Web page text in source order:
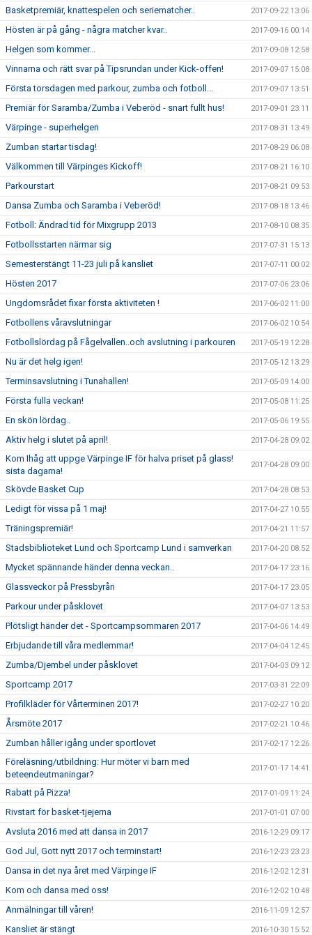
Basketpremiär, knattespelen och seriematcher.. 2017-09-22 13:06
Hösten är på gång - några matcher kvar.. 2017-09-16 00:14
Helgen som kommer... 2017-09-08 12:58
Vinnarna och rätt svar på Tipsrundan under Kick-offen! 2017-09-07 15:08
Första torsdagen med parkour, zumba och fotboll... 2017-09-07 13:51
Premiär för Saramba/Zumba i Veberöd - snart fullt hus! 2017-09-01 23:11
Värpinge - superhelgen 2017-08-31 13:49
Zumban startar tisdag! 2017-08-29 06:08
Välkommen till Värpinges Kickoff! 2017-08-21 16:10
Parkourstart 2017-08-21 09:53
Dansa Zumba och Saramba i Veberöd! 2017-08-18 13:46
Fotboll: Ändrad tid för Mixgrupp 2013 2017-08-10 08:35
Fotbollsstarten närmar sig 2017-07-31 15:13
Semesterstängt 11-23 juli på kansliet 2017-07-11 00:02
Hösten 2017 2017-07-06 23:06
Ungdomsrådet fixar första aktiviteten ! 2017-06-02 11:00
Fotbollens våravslutningar 2017-06-02 10:54
Fotbollslördag på Fågelvallen..och avslutning i parkouren 2017-05-19 12:28
Nu är det helg igen! 2017-05-12 13:29
Terminsavslutning i Tunahallen! 2017-05-09 14:00
Första fulla veckan! 2017-05-08 11:25
En skön lördag.. 2017-05-06 19:55
Aktiv helg i slutet på april! 2017-04-28 09:02
Kom Ihåg att uppge Värpinge IF för halva priset på glass!
sista dagarna!
2017-04-28 09:00
Skövde Basket Cup 2017-04-28 08:53
Ledigt för vissa på 1 maj! 2017-04-27 10:55
Träningspremiär! 2017-04-21 11:57
Stadsbiblioteket Lund och Sportcamp Lund i samverkan 2017-04-20 08:52
Mycket spännande händer denna veckan.. 2017-04-17 23:16
Glassveckor på Pressbyrån 2017-04-17 23:05
Parkour under påsklovet 2017-04-07 13:53
Plötsligt händer det - Sportcampsommaren 2017 2017-04-06 14:49
Erbjudande till våra medlemmar! 2017-04-04 12:45
Zumba/Djembel under påsklovet 2017-04-03 09:12
Sportcamp 2017 2017-03-31 22:09
Profilkläder för Vårterminen 2017! 2017-02-27 10:20
Årsmöte 2017 2017-02-21 10:46
Zumban håller igång under sportlovet 2017-02-17 12:26
Föreläsning/utbildning: Hur möter vi barn med
beteendeutmaningar?
2017-01-17 14:41
Rabatt på Pizza! 2017-01-09 11:24
Rivstart för basket-tjejerna 2017-01-01 07:00
Avsluta 2016 med att dansa in 2017 2016-12-29 09:17
God Jul, Gott nytt 2017 och terminstart! 2016-12-23 23:23
Dansa in det nya året med Värpinge IF 2016-12-02 12:31
Kom och dansa med oss! 2016-12-02 10:48
Anmälningar till våren! 2016-11-09 12:57
Kansliet är stängt 2016-10-30 15:52